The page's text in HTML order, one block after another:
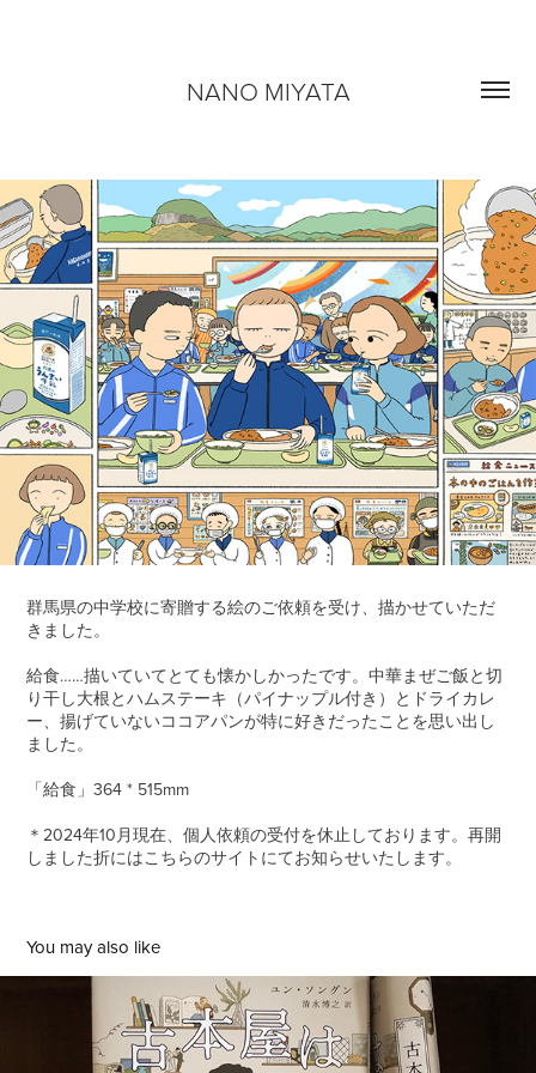
NANO MIYATA
群馬県の中学校に寄贈する絵のご依頼を受け、描かせていただ
きました。
給食……描いていてとても懐かしかったです。中華まぜご飯と切
り干し大根とハムステーキ（パイナップル付き）とドライカレ
ー、揚げていないココアパンが特に好きだったことを思い出し
ました。
「給食」364 * 515mm
＊2024年10月現在、個人依頼の受付を休止しております。再開
しました折にはこちらのサイトにてお知らせいたします。
You may also like